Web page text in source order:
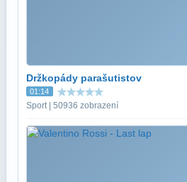
Držkopády parašutistov
01:14
Sport | 50936 zobrazení